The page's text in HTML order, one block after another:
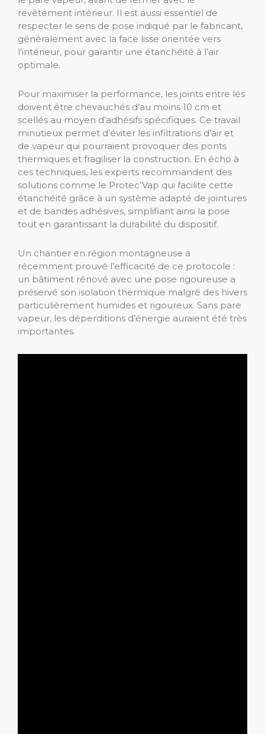
revêtement intérieur. Il est aussi essentiel de
respecter le sens de pose indiqué par le fabricant,
généralement avec la face lisse orientée vers
l’intérieur, pour garantir une étanchéité à l’air
optimale.
Pour maximiser la performance, les joints entre lés
doivent être chevauchés d’au moins 10 cm et
scellés au moyen d’adhésifs spécifiques. Ce travail
minutieux permet d’éviter les infiltrations d’air et
de vapeur qui pourraient provoquer des ponts
thermiques et fragiliser la construction. En écho à
ces techniques, les experts recommandent des
solutions comme le Protec’Vap qui facilite cette
étanchéité grâce à un système adapté de jointures
et de bandes adhésives, simplifiant ainsi la pose
tout en garantissant la durabilité du dispositif.
Un chantier en région montagneuse a
récemment prouvé l’efficacité de ce protocole :
un bâtiment rénové avec une pose rigoureuse a
préservé son isolation thermique malgré des hivers
particulièrement humides et rigoureux. Sans pare
vapeur, les déperditions d’énergie auraient été très
importantes.